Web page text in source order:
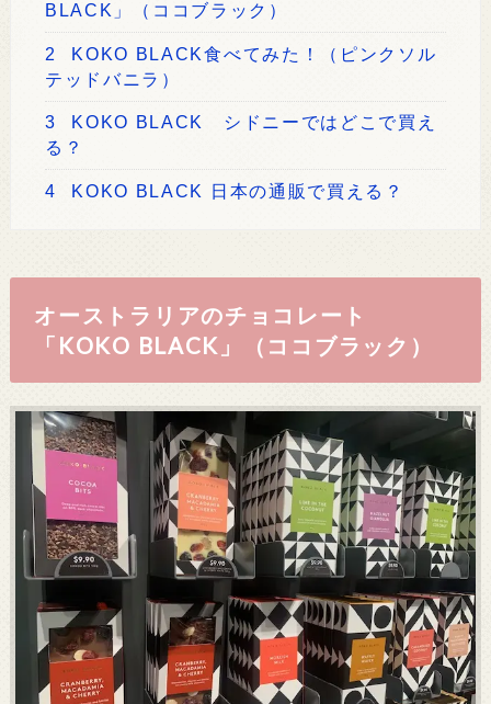
BLACK」（ココブラック）
2
KOKO BLACK食べてみた！（ピンクソル
テッドバニラ）
3
KOKO BLACK シドニーではどこで買え
る？
4 KOKO BLACK 日本の通販で買える？
オーストラリアのチョコレート
「KOKO BLACK」（ココブラック）